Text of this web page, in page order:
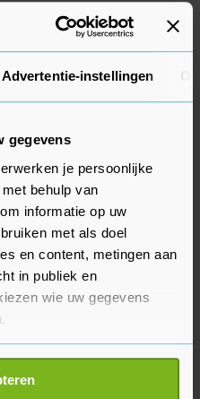
Advertentie-instellingen
gegevens
je persoonlijke
behulp van
informatie op uw
met als doel
en content, metingen aan
in publiek en
wie uw gegevens
graag:
over uw geografische
mensen onder het